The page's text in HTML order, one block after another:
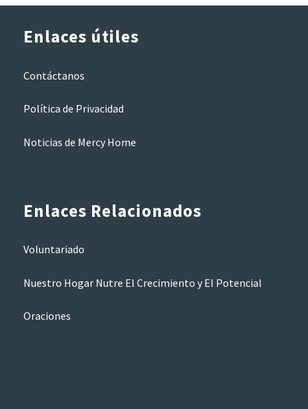
Enlaces útiles
Contáctanos
Política de Privacidad
Noticias de Mercy Home
Enlaces Relacionados
Voluntariado
Nuestro Hogar Nutre El Crecimiento y El Potencial
Oraciones